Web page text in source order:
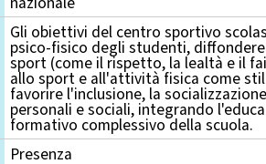
Gli obiettivi del centro sportivo
psico-fisico degli studenti,
sport (come il rispetto, la lealtà e il
allo sport e all'attività fisica come
favorire l'inclusione, la
personali e sociali, integrando
formativo complessivo della scuola.
Presenza